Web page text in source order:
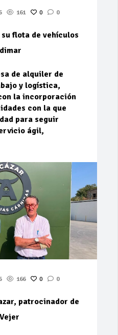
161 0 0
flota de vehículos
de alquiler de
y logística,
la incorporación
con la que
para seguir
ágil,
166 0 0
patrocinador de